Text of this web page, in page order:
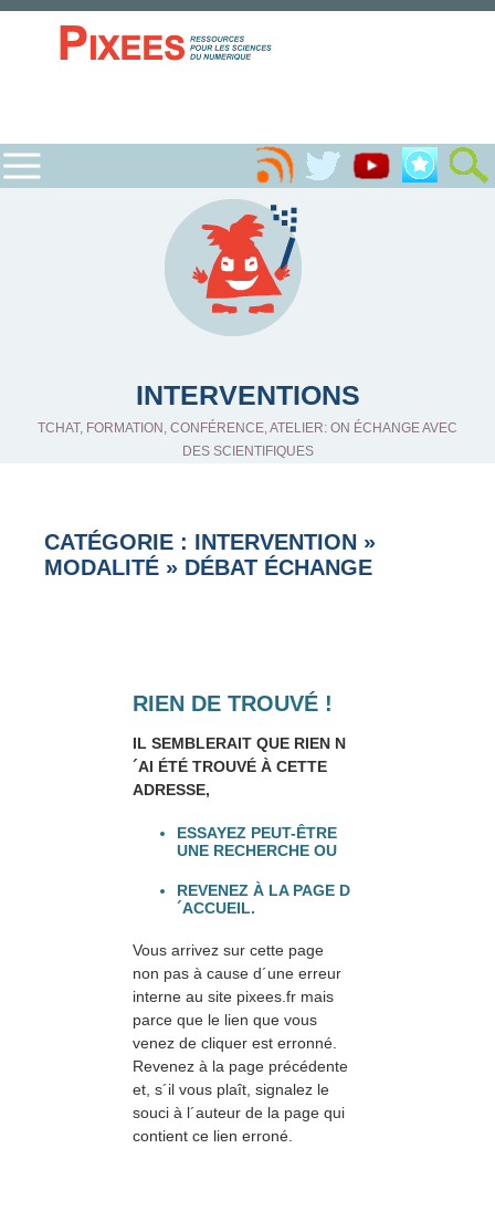
INTERVENTIONS
TCHAT, FORMATION, CONFÉRENCE, ATELIER: ON ÉCHANGE AVEC
DES SCIENTIFIQUES
CATÉGORIE : INTERVENTION »
MODALITÉ » DÉBAT ÉCHANGE
RIEN DE TROUVÉ !
IL SEMBLERAIT QUE RIEN N
´AI ÉTÉ TROUVÉ À CETTE
ADRESSE,
ESSAYEZ PEUT-ÊTRE
UNE RECHERCHE OU
REVENEZ À LA PAGE D
´ACCUEIL.
Vous arrivez sur cette page
non pas à cause d´une erreur
interne au site pixees.fr mais
parce que le lien que vous
venez de cliquer est erronné.
Revenez à la page précédente
et, s´il vous plaît, signalez le
souci à l´auteur de la page qui
contient ce lien erroné.